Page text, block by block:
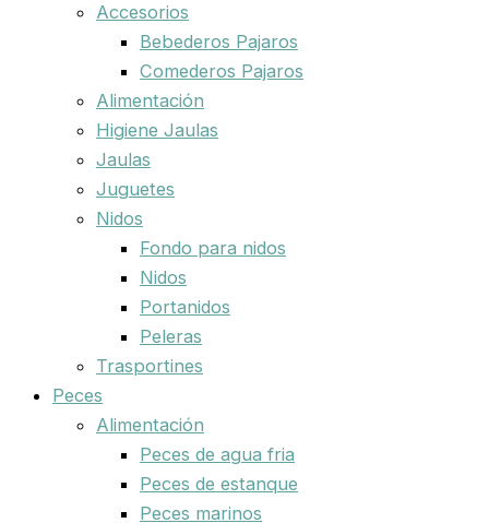
Accesorios
Bebederos Pajaros
Comederos Pajaros
Alimentación
Higiene Jaulas
Jaulas
Juguetes
Nidos
Fondo para nidos
Nidos
Portanidos
Peleras
Trasportines
Peces
Alimentación
Peces de agua fria
Peces de estanque
Peces marinos